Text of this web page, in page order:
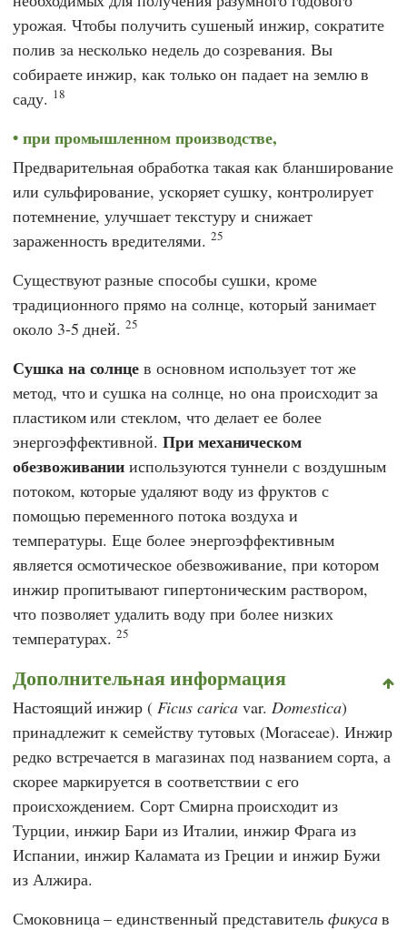
урожая. Чтобы получить сушеный инжир, сократите
полив за несколько недель до созревания. Вы
собираете инжир, как только он падает на землю в
саду. 18
при промышленном производстве,
Предварительная обработка такая как бланширование
или сульфирование, ускоряет сушку, контролирует
потемнение, улучшает текстуру и снижает
зараженность вредителями. 25
Существуют разные способы сушки, кроме
традиционного прямо на солнце, который занимает
около 3-5 дней.25
Сушка на солнце в основном использует тот же
метод, что и сушка на солнце, но она происходит за
пластиком или стеклом, что делает ее более
энергоэффективной. При механическом
обезвоживании используются туннели с воздушным
потоком, которые удаляют воду из фруктов с
помощью переменного потока воздуха и
температуры. Еще более энергоэффективным
является осмотическое обезвоживание, при котором
инжир пропитывают гипертоническим раствором,
что позволяет удалить воду при более низких
температурах.25
Дополнительная информация
Настоящий инжир (Ficus carica var.Domestica)
принадлежит к семейству тутовых (Moraceae). Инжир
редко встречается в магазинах под названием сорта, а
скорее маркируется в соответствии с его
происхождением. Сорт Смирна происходит из
Турции, инжир Бари из Италии, инжир Фрага из
Испании, инжир Каламата из Греции и инжир Бужи
из Алжира.
Смоковница – единственный представитель фикусав